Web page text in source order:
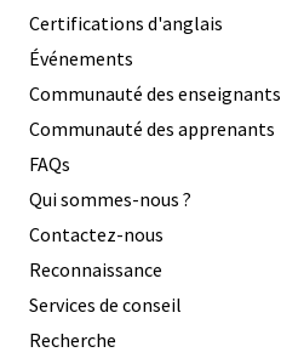
Certifications d'anglais
Événements
Communauté des enseignants
Communauté des apprenants
FAQs
Qui sommes-nous ?
Contactez-nous
Reconnaissance
Services de conseil
Recherche